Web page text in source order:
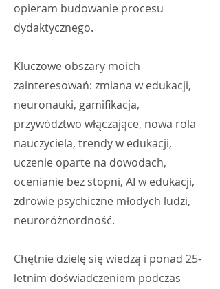
opieram budowanie procesu
dydaktycznego.
​Kluczowe obszary moich
zainteresowań: zmiana w edukacji,
neuronauki, gamifikacja,
przywództwo włączające, nowa rola
nauczyciela, trendy w edukacji,
uczenie oparte na dowodach,
ocenianie bez stopni, AI w edukacji,
zdrowie psychiczne młodych ludzi,
neuroróżnordność.
Chętnie dzielę się wiedzą i ponad 25-
letnim doświadczeniem podczas